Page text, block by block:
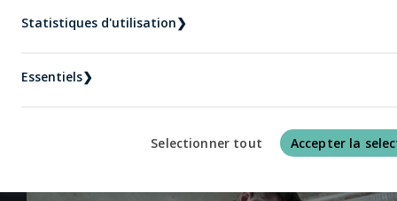
Comment se défendre contre une accusation de
Statistiques d'utilisation❯
Essentiels❯
Selectionner tout Accepter la